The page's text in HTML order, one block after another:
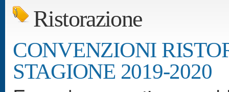
Ristorazione
CONVENZIONI
STAGIONE 2019-2020